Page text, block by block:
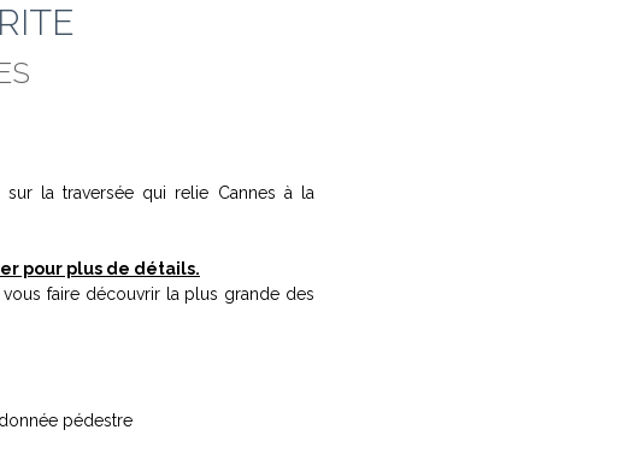
la traversée qui relie Cannes à la
pour plus de détails.
faire découvrir la plus grande des
pédestre